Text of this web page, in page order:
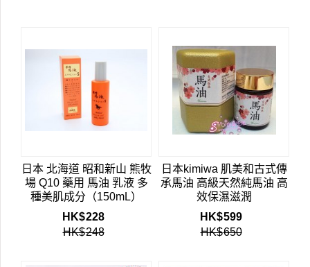
日本 北海道 昭和新山 熊牧
場 Q10 藥用 馬油 乳液 多
種美肌成分（150mL）
HK$228
HK$248
日本kimiwa 肌美和古式傳
承馬油 高級天然純馬油 高
效保濕滋潤
HK$599
HK$650